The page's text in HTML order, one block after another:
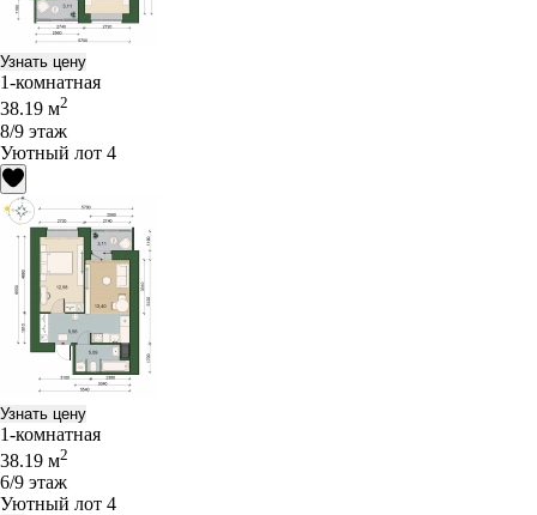
Узнать цену
1-комнатная
38.19 м2
8/9 этаж
Уютный лот 4
Узнать цену
1-комнатная
38.19 м2
6/9 этаж
Уютный лот 4